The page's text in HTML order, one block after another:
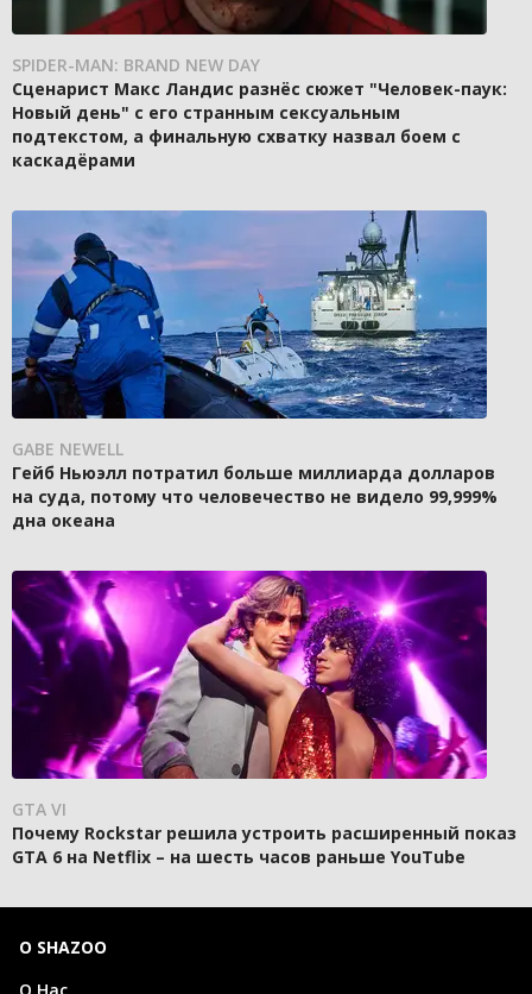
SPIDER-MAN: BRAND NEW DAY
Сценарист Макс Ландис разнёс сюжет "Человек-паук:
Новый день" с его странным сексуальным
подтекстом, а финальную схватку назвал боем с
каскадёрами
GABE NEWELL
Гейб Ньюэлл потратил больше миллиарда долларов
на суда, потому что человечество не видело 99,999%
дна океана
GTA VI
Почему Rockstar решила устроить расширенный показ
GTA 6 на Netflix – на шесть часов раньше YouTube
О SHAZOO